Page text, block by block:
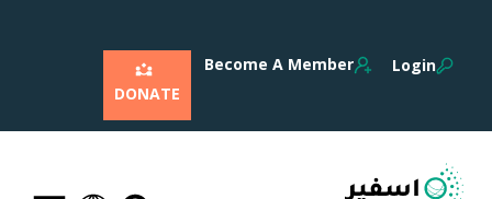
Login
Become A Member
DONATE